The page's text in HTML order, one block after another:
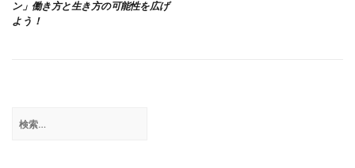
稿
ナ
ー
シ
ン」働き方と生き方の可能性を広げ
よう！
索: